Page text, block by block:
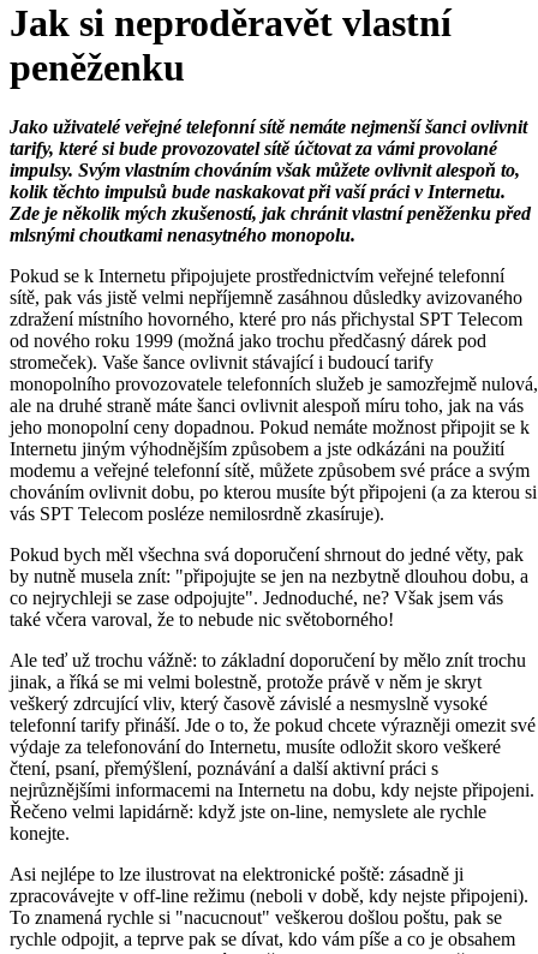
Jak si neproděravět vlastní
peněženku
Jako uživatelé veřejné telefonní sítě nemáte nejmenší šanci ovlivnit
tarify, které si bude provozovatel sítě účtovat za vámi provolané
impulsy. Svým vlastním chováním však můžete ovlivnit alespoň to,
kolik těchto impulsů bude naskakovat při vaší práci v Internetu.
Zde je několik mých zkušeností, jak chránit vlastní peněženku před
mlsnými choutkami nenasytného monopolu.
Pokud se k Internetu připojujete prostřednictvím veřejné telefonní
sítě, pak vás jistě velmi nepříjemně zasáhnou důsledky avizovaného
zdražení místního hovorného, které pro nás přichystal SPT Telecom
od nového roku 1999 (možná jako trochu předčasný dárek pod
stromeček). Vaše šance ovlivnit stávající i budoucí tarify
monopolního provozovatele telefonních služeb je samozřejmě nulová,
ale na druhé straně máte šanci ovlivnit alespoň míru toho, jak na vás
jeho monopolní ceny dopadnou. Pokud nemáte možnost připojit se k
Internetu jiným výhodnějším způsobem a jste odkázáni na použití
modemu a veřejné telefonní sítě, můžete způsobem své práce a svým
chováním ovlivnit dobu, po kterou musíte být připojeni (a za kterou si
vás SPT Telecom posléze nemilosrdně zkasíruje).
Pokud bych měl všechna svá doporučení shrnout do jedné věty, pak
by nutně musela znít: "připojujte se jen na nezbytně dlouhou dobu, a
co nejrychleji se zase odpojujte". Jednoduché, ne? Však jsem vás
také včera varoval, že to nebude nic světoborného!
Ale teď už trochu vážně: to základní doporučení by mělo znít trochu
jinak, a říká se mi velmi bolestně, protože právě v něm je skryt
veškerý zdrcující vliv, který časově závislé a nesmyslně vysoké
telefonní tarify přináší. Jde o to, že pokud chcete výrazněji omezit své
výdaje za telefonování do Internetu, musíte odložit skoro veškeré
čtení, psaní, přemýšlení, poznávání a další aktivní práci s
nejrůznějšími informacemi na Internetu na dobu, kdy nejste připojeni.
Řečeno velmi lapidárně: když jste on-line, nemyslete ale rychle
konejte.
Asi nejlépe to lze ilustrovat na elektronické poště: zásadně ji
zpracovávejte v off-line režimu (neboli v době, kdy nejste připojeni).
To znamená rychle si "nacucnout" veškerou došlou poštu, pak se
rychle odpojit, a teprve pak se dívat, kdo vám píše a co je obsahem